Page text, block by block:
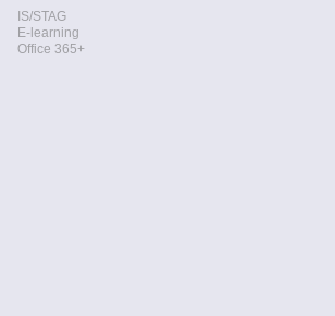
IS/STAG
E-learning
Office 365+